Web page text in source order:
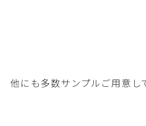
他にも多数サンプルご用意し